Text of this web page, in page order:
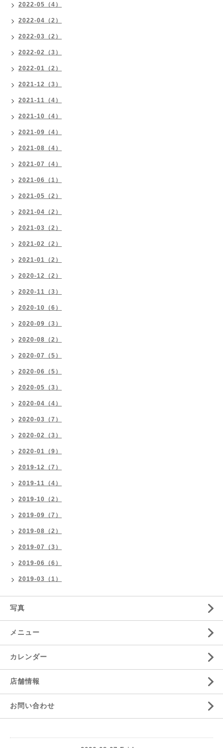
2022-05（4）
2022-04（2）
2022-03（2）
2022-02（3）
2022-01（2）
2021-12（3）
2021-11（4）
2021-10（4）
2021-09（4）
2021-08（4）
2021-07（4）
2021-06（1）
2021-05（2）
2021-04（2）
2021-03（2）
2021-02（2）
2021-01（2）
2020-12（2）
2020-11（3）
2020-10（6）
2020-09（3）
2020-08（2）
2020-07（5）
2020-06（5）
2020-05（3）
2020-04（4）
2020-03（7）
2020-02（3）
2020-01（9）
2019-12（7）
2019-11（4）
2019-10（2）
2019-09（7）
2019-08（2）
2019-07（3）
2019-06（6）
2019-03（1）
写真
メニュー
カレンダー
店舗情報
お問い合わせ